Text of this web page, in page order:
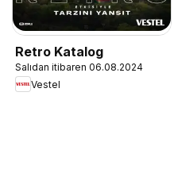
Retro Katalog
Salıdan itibaren 06.08.2024
Vestel